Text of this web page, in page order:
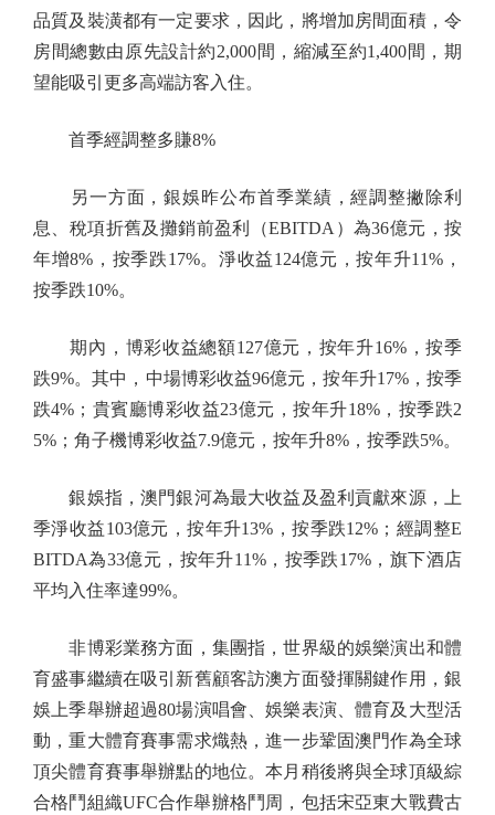
品質及裝潢都有一定要求，因此，將增加房間面積，令
房間總數由原先設計約2,000間，縮減至約1,400間，期
望能吸引更多高端訪客入住。
首季經調整多賺8%
另一方面，銀娛昨公布首季業績，經調整撇除利
息、稅項折舊及攤銷前盈利（EBITDA）為36億元，按
年增8%，按季跌17%。淨收益124億元，按年升11%，
按季跌10%。
期內，博彩收益總額127億元，按年升16%，按季
跌9%。其中，中場博彩收益96億元，按年升17%，按季
跌4%；貴賓廳博彩收益23億元，按年升18%，按季跌2
5%；角子機博彩收益7.9億元，按年升8%，按季跌5%。
銀娛指，澳門銀河為最大收益及盈利貢獻來源，上
季淨收益103億元，按年升13%，按季跌12%；經調整E
BITDA為33億元，按年升11%，按季跌17%，旗下酒店
平均入住率達99%。
非博彩業務方面，集團指，世界級的娛樂演出和體
育盛事繼續在吸引新舊顧客訪澳方面發揮關鍵作用，銀
娛上季舉辦超過80場演唱會、娛樂表演、體育及大型活
動，重大體育賽事需求熾熱，進一步鞏固澳門作為全球
頂尖體育賽事舉辦點的地位。本月稍後將與全球頂級綜
合格鬥組織UFC合作舉辦格鬥周，包括宋亞東大戰費古